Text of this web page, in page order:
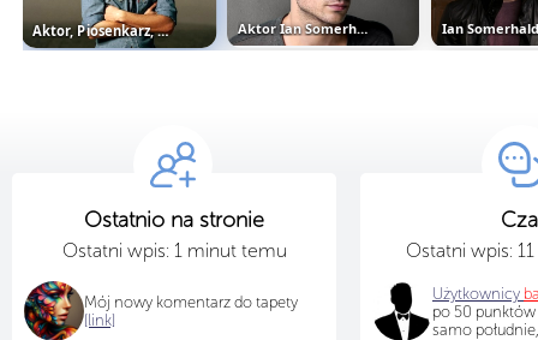
Aktor, Piosenkarz, Shane West... Aktor Ian Somerhalder
Ostatnio na stronie
Ostatni wpis: 1 minut temu
Mój nowy komentarz do tapety
[link]
Ostatni wpis:
Użytkownicy
po 50
samo